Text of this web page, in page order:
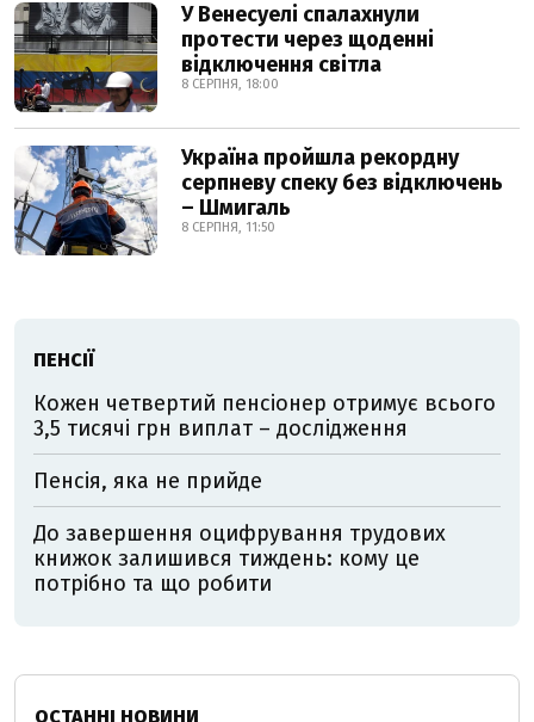
У Венесуелі спалахнули
протести через щоденні
відключення світла
8 СЕРПНЯ, 18:00
Україна пройшла рекордну
серпневу спеку без відключень
– Шмигаль
8 СЕРПНЯ, 11:50
ПЕНСІЇ
Кожен четвертий пенсіонер отримує всього
3,5 тисячі грн виплат – дослідження
Пенсія, яка не прийде
До завершення оцифрування трудових
книжок залишився тиждень: кому це
потрібно та що робити
ОСТАННІ НОВИНИ